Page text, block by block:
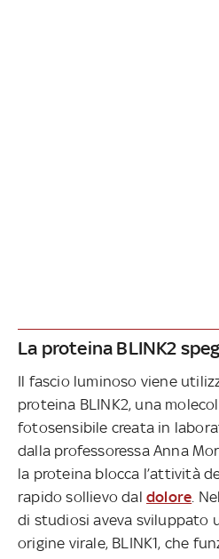
La proteina BLINK2
Il fascio luminoso viene
proteina BLINK2, una
fotosensibile creata in
dalla professoressa Anna
la proteina blocca l’attività
rapido sollievo dal dolore .
di studiosi aveva sviluppato
origine virale, BLINK1, che